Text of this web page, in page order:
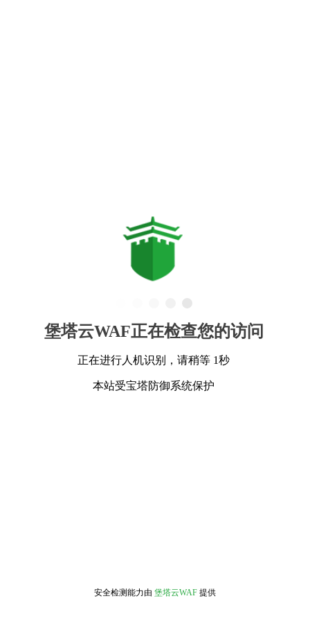
堡塔云WAF正在检查您的访问
正在进行人机识别，请稍等 1秒
本站受宝塔防御系统保护
安全检测能力由 堡塔云WAF 提供